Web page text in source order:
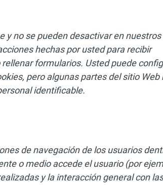
y no se pueden desactivar en nuestros
hechas por usted para recibir
formularios. Usted puede
pero algunas partes del sitio Web
identificable.
de navegación de los usuarios
o medio accede el usuario (por
y la interacción general con